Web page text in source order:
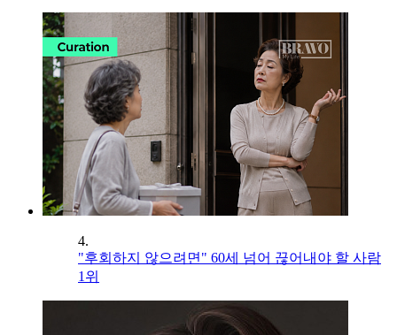
4.
"후회하지 않으려면" 60세 넘어 끊어내야 할 사람
1위